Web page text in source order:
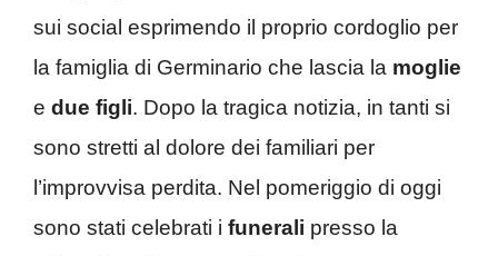
sui social esprimendo il proprio cordoglio per
la famiglia di Germinario che lascia la moglie
e due figli. Dopo la tragica notizia, in tanti si
sono stretti al dolore dei familiari per
l’improvvisa perdita. Nel pomeriggio di oggi
sono stati celebrati i funerali presso la